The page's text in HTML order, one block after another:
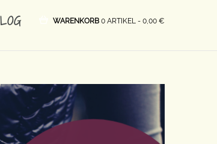
WARENKORB 0 ARTIKEL - 0,00 €